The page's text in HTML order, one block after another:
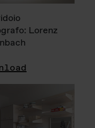
Lorenz